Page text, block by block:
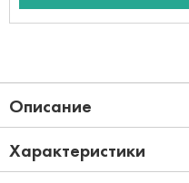
Описание
Характеристики